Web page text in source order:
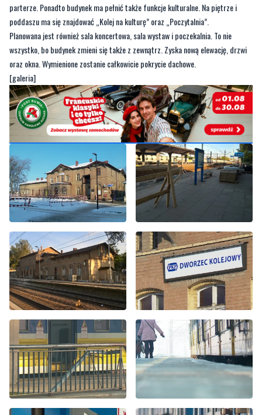
parterze. Ponadto budynek ma pełnić także funkcje kulturalne. Na piętrze i
poddaszu ma się znajdować „Kolej na kulturę” oraz „Poczytalnia”.
Planowana jest również sala koncertowa, sala wystaw i poczekalnia. To nie
wszystko, bo budynek zmieni się także z zewnątrz. Zyska nową elewację, drzwi
oraz okna. Wymienione zostanie całkowicie pokrycie dachowe.
[galeria]